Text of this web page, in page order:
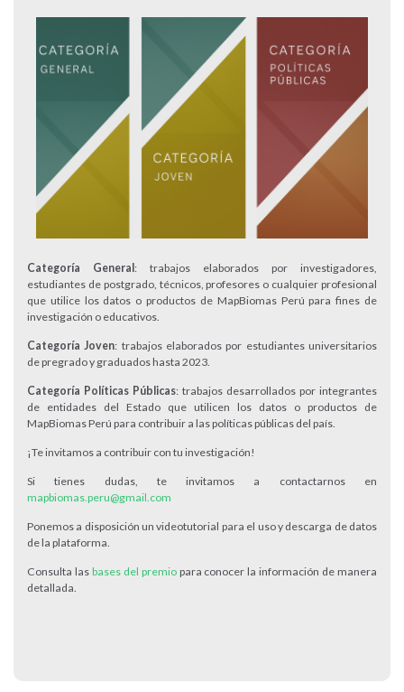
Categoría General : trabajos elaborados por investigadores,
estudiantes de postgrado, técnicos, profesores o cualquier profesional
que utilice los datos o productos de MapBiomas Perú para fines de
investigación o educativos.
Categoría Joven: trabajos elaborados por estudiantes universitarios
de pregrado y graduados hasta 2023.
Categoría Políticas Públicas: trabajos desarrollados por integrantes
de entidades del Estado que utilicen los datos o productos de
MapBiomas Perú para contribuir a las políticas públicas del país.
¡Te invitamos a contribuir con tu investigación!
Si tienes dudas, te invitamos a contactarnos en
mapbiomas.peru@gmail.com
Ponemos a disposición un videotutorial para el uso y descarga de datos
de la plataforma.
Consulta las bases del premiopara conocer la información de manera
detallada.